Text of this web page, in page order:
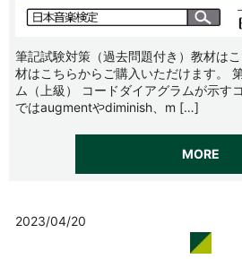
筆記試験対策（過去問題付き）教材は
材はこちらからご購入いただけます。
ム（上級） コードダイアグラムが示す
ではaugmentやdiminish、m […]
MORE
2023/04/20